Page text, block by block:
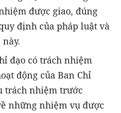
được giao, đúng
định của pháp luật và
đạo có trách nhiệm
động của Ban Chỉ
trách nhiệm trước
những nhiệm vụ được